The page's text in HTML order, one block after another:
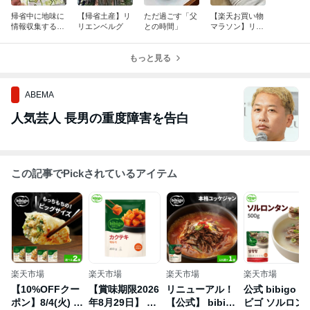
帰省中に地味に
情報収集するツ
【帰省土産】リ
リエンベルグ
ただ過ごす「父
との時間」
【楽天お買い物
マラソン】リア
もっと見る
ABEMA
人気芸人 長男の重度障害を告白
この記事でPickされているアイテム
楽天市場
【10%OFFクー
ポン】8/4(火) 2
楽天市場
【賞味期限2026
年8月29日】 数
楽天市場
リニューアル！
【公式】 bibigo
楽天市場
公式 bibigo ビ
ビゴ ソルロン